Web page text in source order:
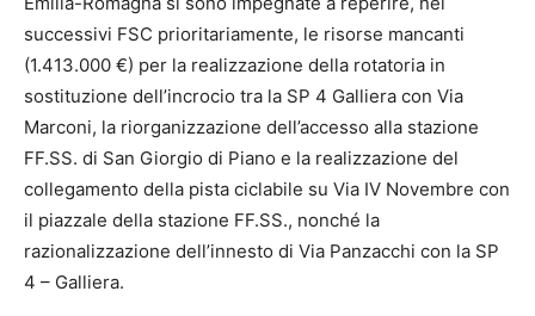
successivi FSC prioritariamente, le risorse mancanti
(1.413.000 €) per la realizzazione della rotatoria in
sostituzione dell’incrocio tra la SP 4 Galliera con Via
Marconi, la riorganizzazione dell’accesso alla stazione
FF.SS. di San Giorgio di Piano e la realizzazione del
collegamento della pista ciclabile su Via IV Novembre con
il piazzale della stazione FF.SS., nonché la
razionalizzazione dell’innesto di Via Panzacchi con la SP
4 – Galliera.